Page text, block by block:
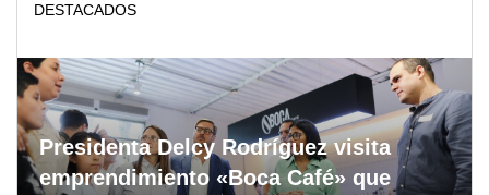
DESTACADOS
Presidenta Delcy Rodríguez visita
emprendimiento «Boca Café» que